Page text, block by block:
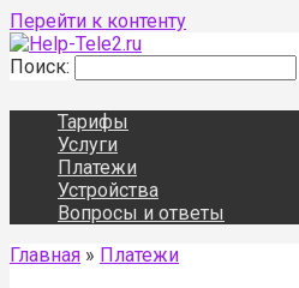
Перейти к контенту
Поиск:
Тарифы
Услуги
Платежи
Устройства
Вопросы и ответы
Главная » Платежи